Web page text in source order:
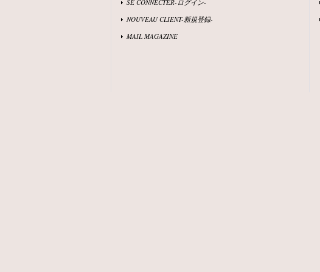
SE CONNECTER-ログイン-
NOUVEAU CLIENT-新規登録-
MAIL MAGAZINE